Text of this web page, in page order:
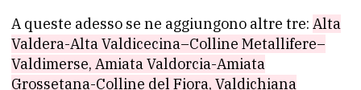
A queste adesso se ne aggiungono altre tre: Alta
Valdera-Alta Valdicecina–Colline Metallifere–
Valdimerse, Amiata Valdorcia-Amiata
Grossetana-Colline del Fiora, Valdichiana